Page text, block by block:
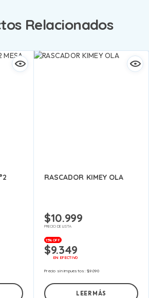
Relacionados
RASCADOR KIMEY OLA
$10.999
PRECIO DE LISTA
15% OFF
$9.349
EN EFECTIVO
Precio sin impuestos:$9.090
LEER MÁS